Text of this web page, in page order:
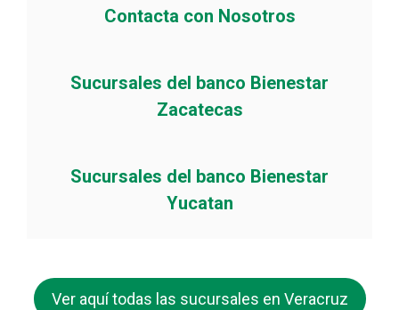
Contacta con Nosotros
Sucursales del banco Bienestar
Zacatecas
Sucursales del banco Bienestar
Yucatan
Ver aquí todas las sucursales en Veracruz